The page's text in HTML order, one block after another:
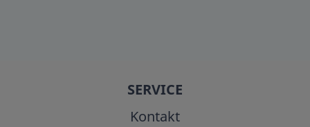
SERVICE
Kontakt